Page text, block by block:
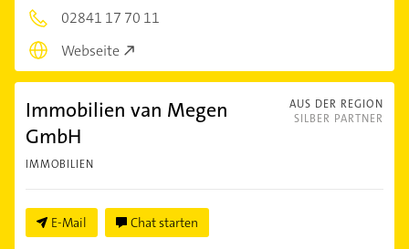
02841 17 70 11
Webseite
AUS DER REGION
SILBER PARTNER
Immobilien van Megen
GmbH
IMMOBILIEN
E-Mail Chat starten